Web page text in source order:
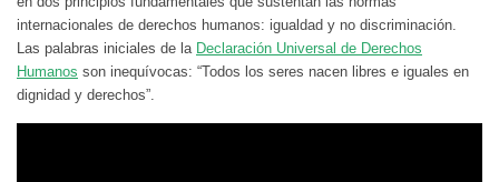
internacionales de derechos humanos: igualdad y no discriminación.
Las palabras iniciales de la Declaración Universal de Derechos
Humanos son inequívocas: “Todos los seres nacen libres e iguales en
dignidad y derechos”.